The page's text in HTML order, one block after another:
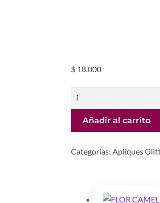
$ 18.000
PISTILO
UNDS
SURTIDAS
Añadir al carrito
Categorías:Apliques